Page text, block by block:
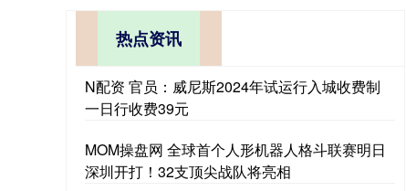
热点资讯
N配资 官员：威尼斯2024年试运行入城收费制
一日行收费39元
MOM操盘网 全球首个人形机器人格斗联赛明日
深圳开打！32支顶尖战队将亮相